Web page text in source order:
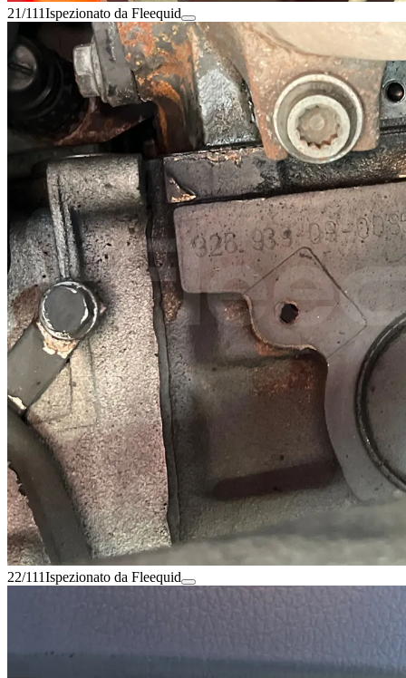
21/111Ispezionato da Fleequid
22/111Ispezionato da Fleequid